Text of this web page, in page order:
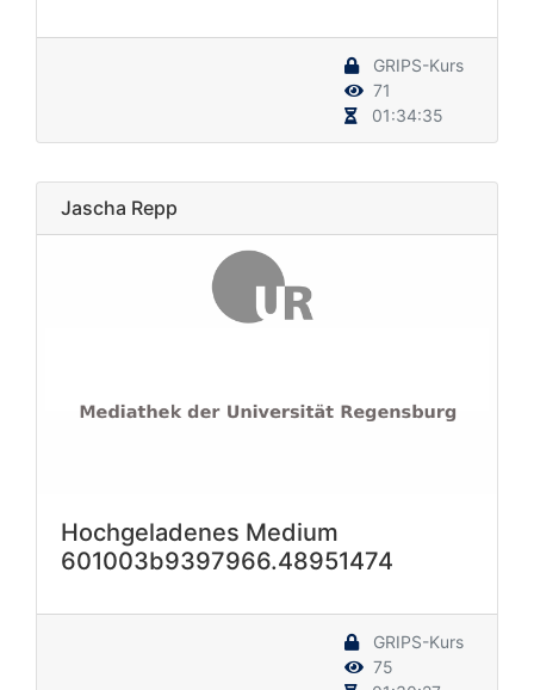
GRIPS-Kurs
71
01:34:35
Jascha Repp
Hochgeladenes Medium
601003b9397966.48951474
GRIPS-Kurs
75